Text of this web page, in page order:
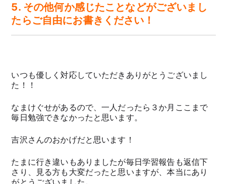
5. その他何か感じたことなどがございまし
たらご自由にお書きください！
いつも優しく対応していただきありがとうございまし
た！！
なまけぐせがあるので、一人だったら３か月ここまで
毎日勉強できなかったと思います。
吉沢さんのおかげだと思います！
たまに行き違いもありましたが毎日学習報告も返信下
さり、見る方も大変だったと思いますが、本当にあり
がとうございました。